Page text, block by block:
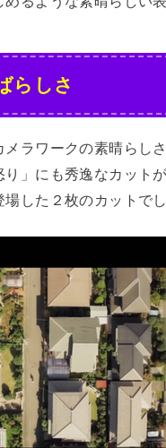
らしさ
ラワークの素晴らし
り」にも秀逸なカット
した２枚のカットでし